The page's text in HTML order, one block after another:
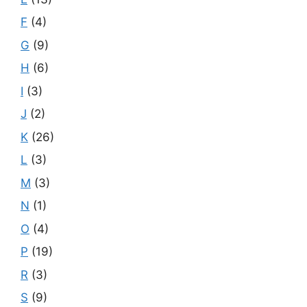
F (4)
G (9)
H (6)
I (3)
J (2)
K (26)
L (3)
M (3)
N (1)
O (4)
P (19)
R (3)
S (9)